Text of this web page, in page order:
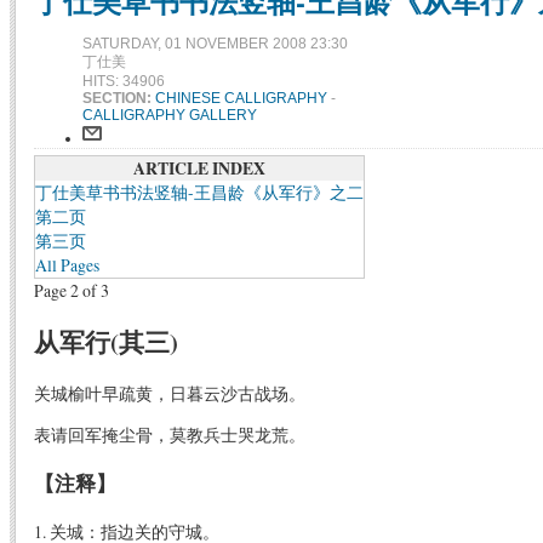
SATURDAY, 01 NOVEMBER 2008 23:30
丁仕美
HITS: 34906
SECTION: CHINESE CALLIGRAPHY -
CALLIGRAPHY GALLERY
ARTICLE INDEX
丁仕美草书书法竖轴-王昌龄《从军行》之二
第二页
第三页
All Pages
Page 2 of 3
从军行(其三)
关城榆叶早疏黄，日暮云沙古战场。
表请回军掩尘骨，莫教兵士哭龙荒。
【注释】
1. 关城：指边关的守城。